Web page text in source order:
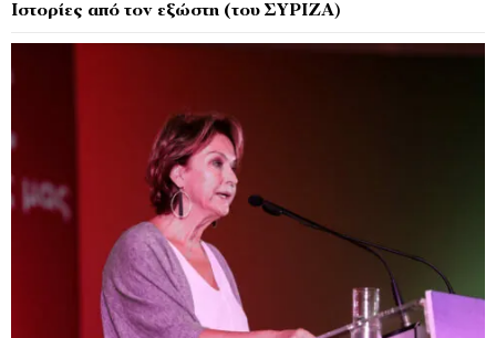
Ιστορίες από τον εξώστη (του ΣΥΡΙΖΑ)